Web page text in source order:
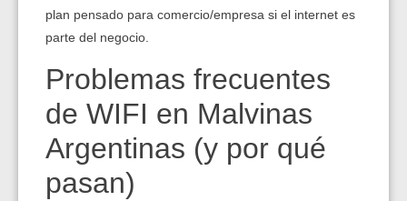
plan pensado para comercio/empresa si el internet es
parte del negocio.
Problemas frecuentes
de WIFI en Malvinas
Argentinas (y por qué
pasan)